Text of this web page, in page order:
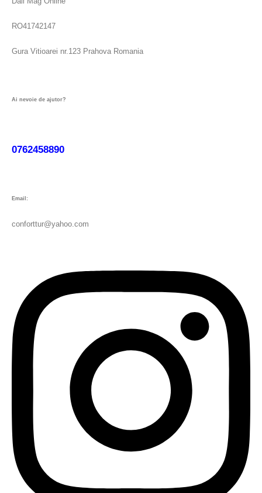
RO41742147
Gura Vitioarei nr.123 Prahova Romania
Ai nevoie de ajutor?
0762458890
Email:
conforttur@yahoo.com